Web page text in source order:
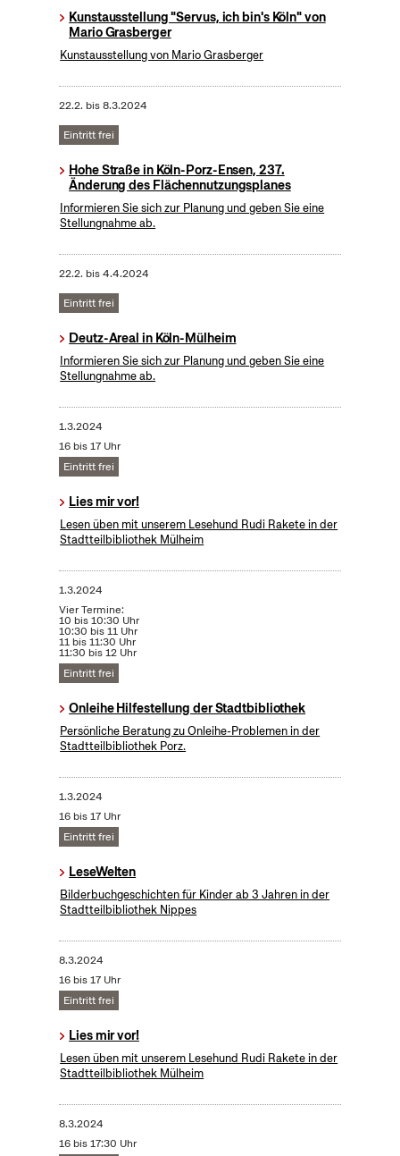
Kunstausstellung "Servus, ich bin's Köln" von
Mario Grasberger
Kunstausstellung von Mario Grasberger
22.2. bis8.3.2024
Eintritt frei
Hohe Straße in Köln-Porz-Ensen, 237.
Änderung des Flächennutzungsplanes
Informieren Sie sich zur Planung und geben Sie eine
Stellungnahme ab.
22.2. bis4.4.2024
Eintritt frei
Deutz-Areal in Köln-Mülheim
Informieren Sie sich zur Planung und geben Sie eine
Stellungnahme ab.
1.3.2024
16 bis 17 Uhr
Eintritt frei
Lies mir vor!
Lesen üben mit unserem Lesehund Rudi Rakete in der
Stadtteilbibliothek Mülheim
1.3.2024
Vier Termine:
10 bis 10:30 Uhr
10:30 bis 11 Uhr
11 bis 11:30 Uhr
11:30 bis 12 Uhr
Eintritt frei
Onleihe Hilfestellung der Stadtbibliothek
Persönliche Beratung zu Onleihe-Problemen in der
Stadtteilbibliothek Porz.
1.3.2024
16 bis 17 Uhr
Eintritt frei
LeseWelten
Bilderbuchgeschichten für Kinder ab 3 Jahren in der
Stadtteilbibliothek Nippes
8.3.2024
16 bis 17 Uhr
Eintritt frei
Lies mir vor!
Lesen üben mit unserem Lesehund Rudi Rakete in der
Stadtteilbibliothek Mülheim
8.3.2024
16 bis 17:30 Uhr